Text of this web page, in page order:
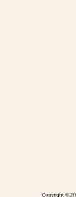
Copyright ©